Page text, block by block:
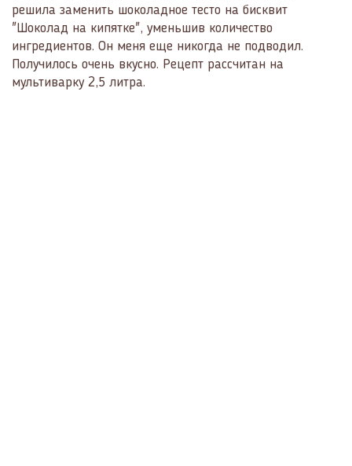
решила заменить шоколадное тесто на бисквит
"Шоколад на кипятке", уменьшив количество
ингредиентов. Он меня еще никогда не подводил.
Получилось очень вкусно. Рецепт рассчитан на
мультиварку 2,5 литра.